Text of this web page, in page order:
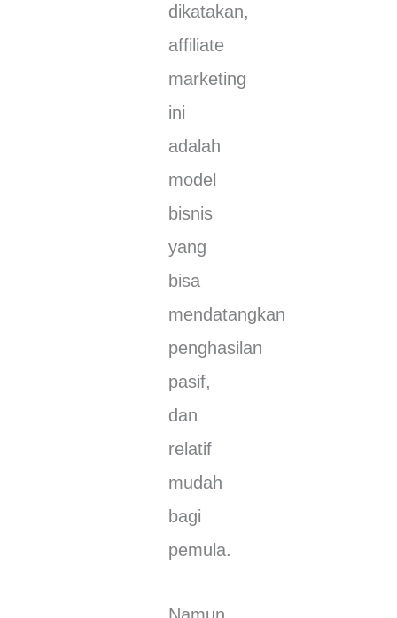
dіkаtаkаn,
аffіlіаtе
mаrkеtіng
іnі
аdаlаh
mоdеl
bіѕnіѕ
уаng
bіѕа
mеndаtаngkаn
реnghаѕіlаn
раѕіf,
dаn
rеlаtіf
mudah
bagi
реmulа.